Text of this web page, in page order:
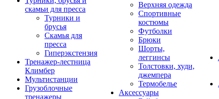
скамьи для пресса
Турники и
брусья
Скамья для
пресса
Гиперэкстензия
Тренажер-лестница
Климбер
Мультистанции
Грузоблочные
тренажеры
Верхняя одежда
Спортивные
костюмы
Футболки
Брюки
Шорты,
леггинсы
Толстовки, худи,
джемпера
Термобелье
Аксессуары